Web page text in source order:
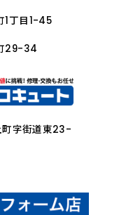
1丁目1-45
29-34
町字街道東23-